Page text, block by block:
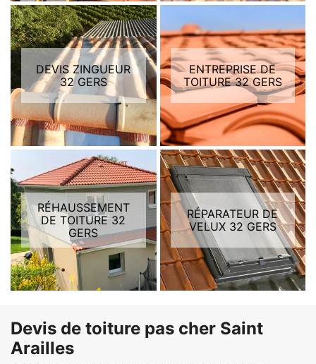
DEVIS ZINGUEUR
32 GERS
ENTREPRISE DE
TOITURE 32 GERS
RÉHAUSSEMENT
DE TOITURE 32
GERS
RÉPARATEUR DE
VELUX 32 GERS
Devis de toiture pas cher Saint
Arailles